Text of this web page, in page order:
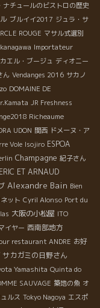
ナチュールのビストロの歴史
ブルイイ2017 ジュラ・サ
ROUGE マサル式選別
kanagawa Importateur
エル・ブージュ ディオニー
ん Vendanges 2016 サカノ
DOMAINE DE
JR Freshness
Richeaume
UDON 関西 ドメーヌ・ア
Vole Isojiro ESPOA
Champagne 紀子さん
ET ARNAUD
Alexandre Bain Bien
ット Cyril Alonso Port du
大阪の小松屋 ITO
イヤー 西南部地方
restaurant ANDRE お好
サカガミの日野さん
Yamashita Quinta do
SAUVAGE 築地の魚 オ
ルス Tokyo Nagoya エスポ